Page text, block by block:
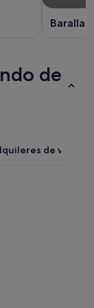
Baralla
de
de